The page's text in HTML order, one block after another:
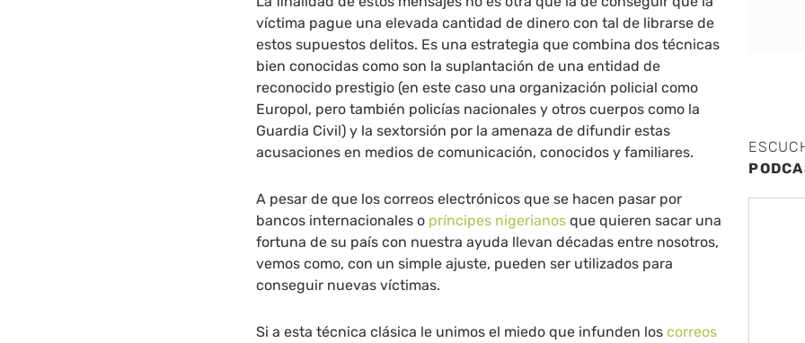
víctima pague una elevada cantidad de dinero con tal de librarse de
estos supuestos delitos. Es una estrategia que combina dos técnicas
bien conocidas como son la suplantación de una entidad de
reconocido prestigio (en este caso una organización policial como
Europol, pero también policías nacionales y otros cuerpos como la
Guardia Civil) y la sextorsión por la amenaza de difundir estas
acusaciones en medios de comunicación, conocidos y familiares.
A pesar de que los correos electrónicos que se hacen pasar por
bancos internacionales o príncipes nigerianos que quieren sacar una
fortuna de su país con nuestra ayuda llevan décadas entre nosotros,
vemos como, con un simple ajuste, pueden ser utilizados para
conseguir nuevas víctimas.
Si a esta técnica clásica le unimos el miedo que infunden loscorreos